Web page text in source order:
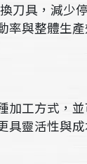
刀具，減少
率與整體生產
加工方式，
具靈活性與成